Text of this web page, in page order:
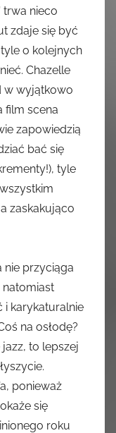
trwa nieco
zdaje się być
o kolejnych
Chazelle
w wyjątkowo
film scena
zapowiedzią
bać się
tyle
zaskakująco
nie przyciąga
natomiast
i karykaturalnie
na osłodę?
to lepszej
ponieważ
się
roku